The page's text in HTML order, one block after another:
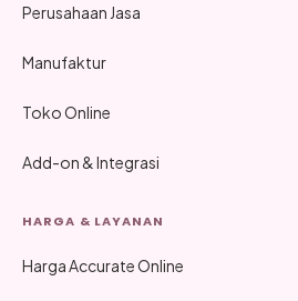
Perusahaan Jasa
Manufaktur
Toko Online
Add-on & Integrasi
HARGA & LAYANAN
Harga Accurate Online